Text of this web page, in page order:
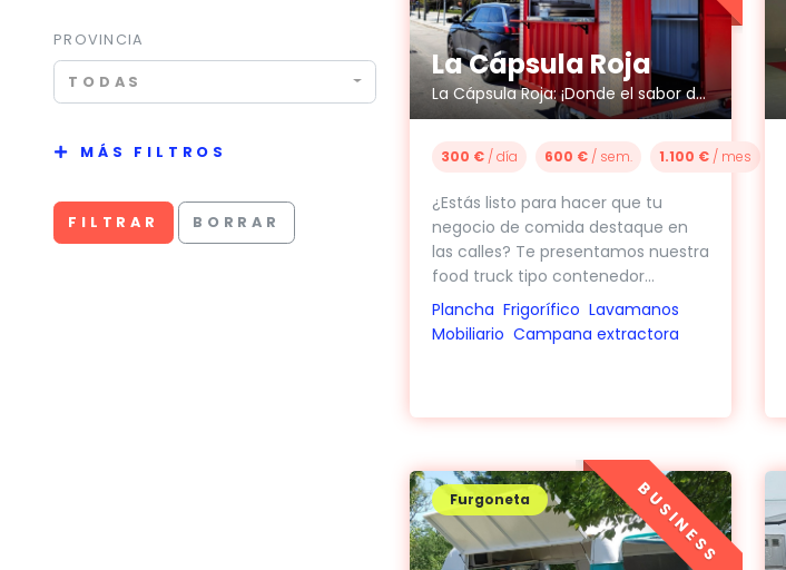
PROVINCIA
TODAS
MÁS FILTROS
FILTRAR BORRAR
La Cápsula Roja
La Cápsula Roja: ¡Donde el sabor despega!
300 €/ día 600 €/ sem. 1.100 €/ mes
¿Estás listo para hacer que tu
negocio de comida destaque en
las calles? Te presentamos nuestra
food truck tipo contenedor...
Plancha Frigorífico Lavamanos
Mobiliario Campana extractora
Furgoneta BUSINESS